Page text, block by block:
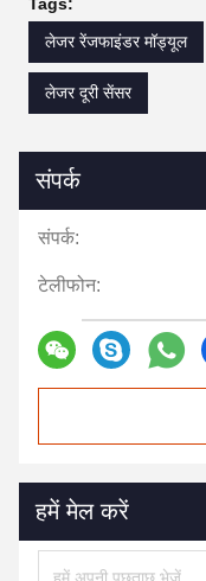
लेजर रेंजफाइंडर मॉड्यूल
लेजर दूरी सेंसर
संपर्क
संपर्क:
टेलीफोन:
हमें मेल करें